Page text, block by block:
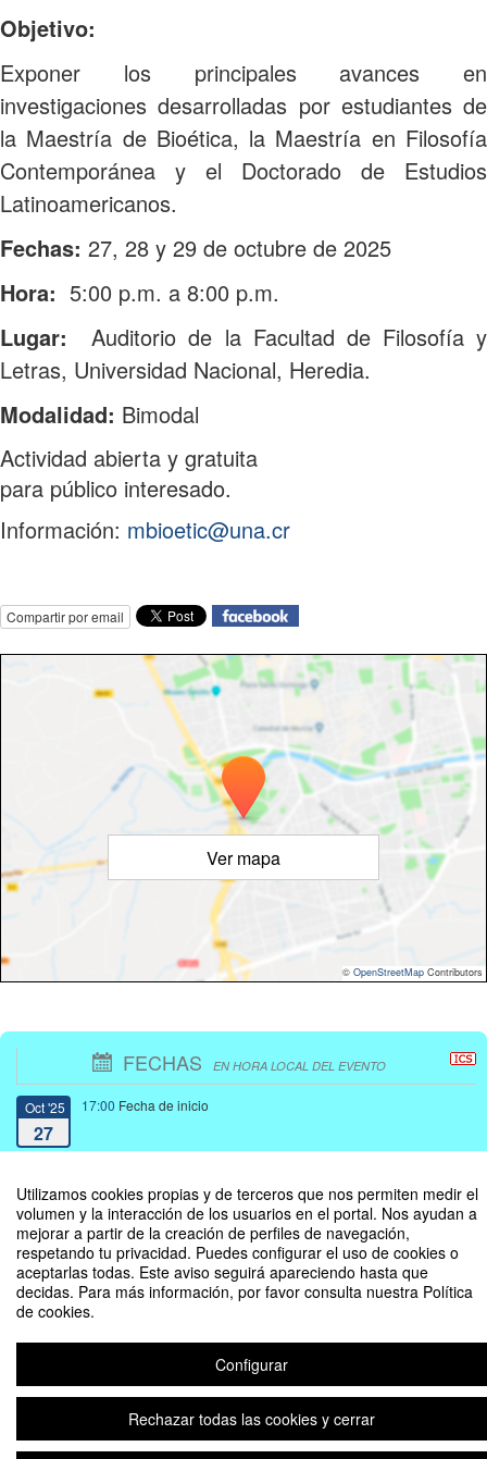
Utilizamos cookies propias y de terceros que nos permiten medir el
volumen y la interacción de los usuarios en el portal. Nos ayudan a
mejorar a partir de la creación de perfiles de navegación,
respetando tu privacidad. Puedes configurar el uso de cookies o
aceptarlas todas. Este aviso seguirá apareciendo hasta que
decidas. Para más información, por favor consulta nuestra Política
de cookies.
Configurar
Rechazar todas las cookies y cerrar
Objetivo:
Exponer los principales avances en
investigaciones desarrolladas por estudiantes de
la Maestría de Bioética, la Maestría en Filosofía
Contemporánea y el Doctorado de Estudios
Latinoamericanos.
Fechas: 27, 28 y 29 de octubre de 2025
Hora: 5:00 p.m. a 8:00 p.m.
Lugar:Auditorio de la Facultad de Filosofía y
Letras, Universidad Nacional, Heredia.
Modalidad: Bimodal
Actividad abierta y gratuita
para público interesado.
Información: mbioetic@una.cr
Compartir por email
Ver mapa
© OpenStreetMap Contributors
FECHAS EN HORA LOCAL DEL EVENTO
Oct '25
27
17:00 Fecha de inicio
29
Aviso legal|Contacto
Plataforma de organización de eventos Symposium
Copyright © 2026